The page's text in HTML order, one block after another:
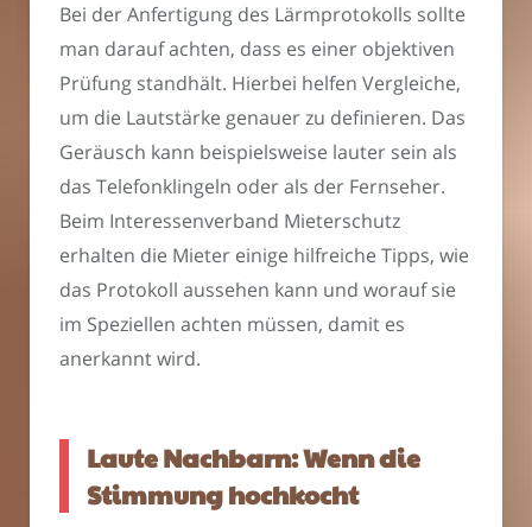
Bei der Anfertigung des Lärmprotokolls sollte
man darauf achten, dass es einer objektiven
Prüfung standhält. Hierbei helfen Vergleiche,
um die Lautstärke genauer zu definieren. Das
Geräusch kann beispielsweise lauter sein als
das Telefonklingeln oder als der Fernseher.
Beim Interessenverband Mieterschutz
erhalten die Mieter einige hilfreiche Tipps, wie
das Protokoll aussehen kann und worauf sie
im Speziellen achten müssen, damit es
anerkannt wird.
Laute Nachbarn: Wenn die
Stimmung hochkocht